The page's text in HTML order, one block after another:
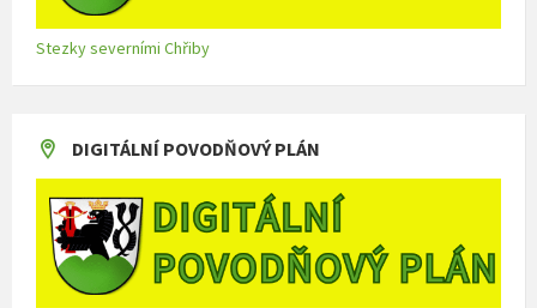
Stezky severními Chřiby
DIGITÁLNÍ POVODŇOVÝ PLÁN